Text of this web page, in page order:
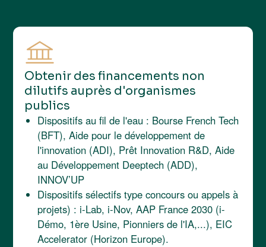
Obtenir des financements non
dilutifs auprès d'organismes
publics
Dispositifs au fil de l'eau : Bourse French Tech
(BFT), Aide pour le développement de
l'innovation (ADI), Prêt Innovation R&D, Aide
au Développement Deeptech (ADD),
INNOV’UP
Dispositifs sélectifs type concours ou appels à
projets) : i-Lab, i-Nov, AAP France 2030 (i-
Démo, 1ère Usine, Pionniers de l'IA,...), EIC
Accelerator (Horizon Europe).